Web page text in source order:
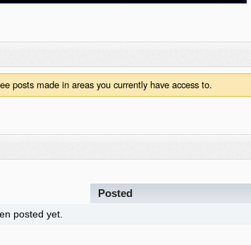
posts made in areas you currently have access to.
Posted
posted yet.